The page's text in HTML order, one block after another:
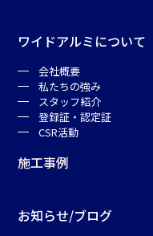
ワイドアルミについて
会社概要
私たちの強み
スタッフ紹介
登録証・認定証
CSR活動
施工事例
お知らせ/ブログ